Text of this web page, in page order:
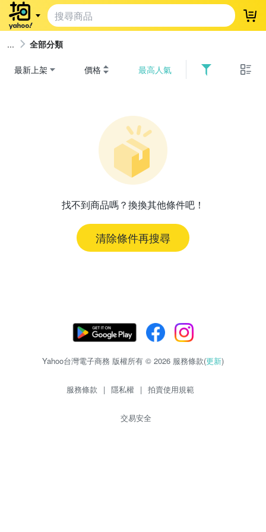
登
全部分類
最新上架 價格 最高人氣
找不到商品嗎？換換其他條件吧！
清除條件再搜尋
Yahoo台灣電子商務 版權所有 © 2026 服務條款(更新)
服務條款 | 隱私權 | 拍賣使用規範
交易安全